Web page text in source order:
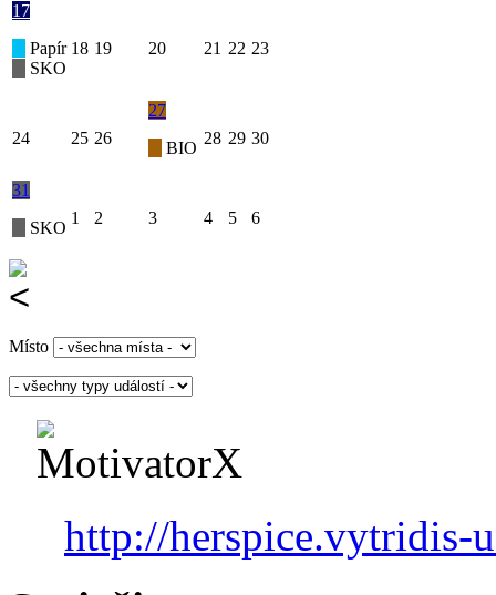
17
Papír
SKO
18 19 20 21 22 23
24 25 26
27
BIO
28 29 30
31
SKO
1 2 3 4 5 6
Místo
http://herspice.vytridis-